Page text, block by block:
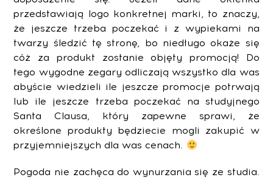
przedstawiają logo konkretnej marki, to znaczy,
że jeszcze trzeba poczekać i z wypiekami na
twarzy śledzić tę stronę, bo niedługo okaże się
cóż za produkt zostanie objęty promocją! Do
tego wygodne zegary odliczają wszystko dla was
abyście wiedzieli ile jeszcze promocje potrwają
lub ile jeszcze trzeba poczekać na studyjnego
Santa Clausa, który zapewne sprawi, że
określone produkty będziecie mogli zakupić w
przyjemniejszych dla was cenach.
Pogoda nie zachęca do wynurzania się ze studia.